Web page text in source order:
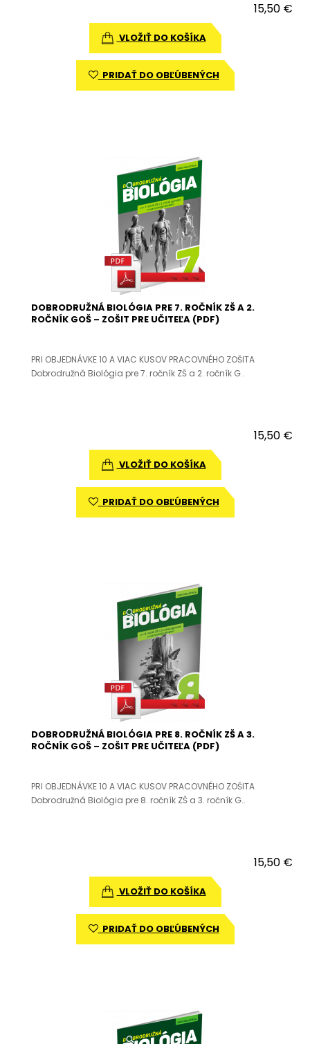
15,50 €
VLOŽIŤ DO KOŠÍKA
PRIDAŤ DO OBĽÚBENÝCH
DOBRODRUŽNÁ BIOLÓGIA PRE 7. ROČNÍK ZŠ A 2.
ROČNÍK GOŠ – ZOŠIT PRE UČITEĽA (PDF)
PRI OBJEDNÁVKE 10 A VIAC KUSOV PRACOVNÉHO ZOŠITA
Dobrodružná Biológia pre 7. ročník ZŠ a 2. ročník G..
15,50 €
VLOŽIŤ DO KOŠÍKA
PRIDAŤ DO OBĽÚBENÝCH
DOBRODRUŽNÁ BIOLÓGIA PRE 8. ROČNÍK ZŠ A 3.
ROČNÍK GOŠ – ZOŠIT PRE UČITEĽA (PDF)
PRI OBJEDNÁVKE 10 A VIAC KUSOV PRACOVNÉHO ZOŠITA
Dobrodružná Biológia pre 8. ročník ZŠ a 3. ročník G..
15,50 €
VLOŽIŤ DO KOŠÍKA
PRIDAŤ DO OBĽÚBENÝCH